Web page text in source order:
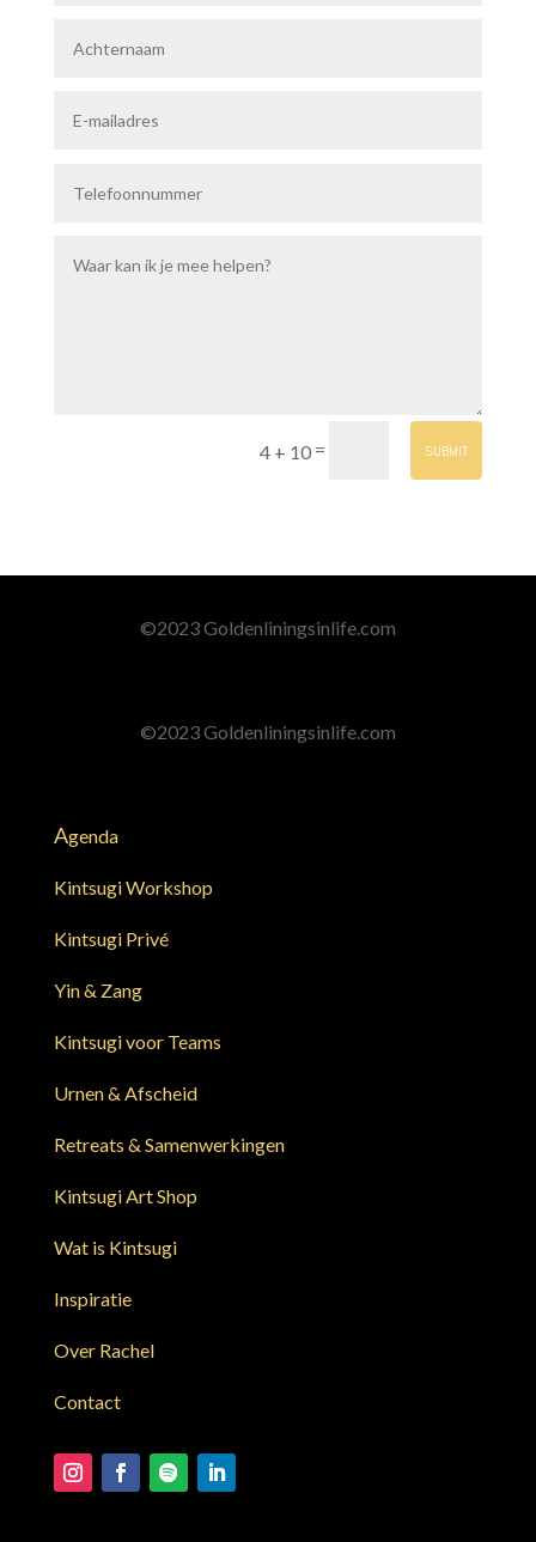
4 + 10 = SUBMIT
©2023 Goldenliningsinlife.com
©2023 Goldenliningsinlife.com
Agenda
Kintsugi Workshop
Kintsugi Privé
Yin & Zang
Kintsugi voor Teams
Urnen & Afscheid
Retreats & Samenwerkingen
Kintsugi Art Shop
Wat is Kintsugi
Inspiratie
Over Rachel
Contact